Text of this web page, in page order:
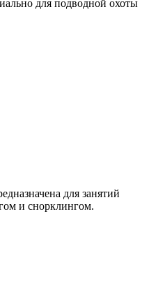
для подводной охоты
для занятий
и снорклингом.